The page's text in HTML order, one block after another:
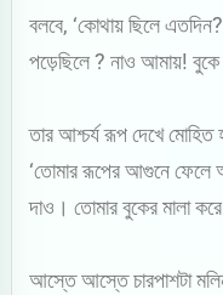
বলবে, ‘কোথায় ছিলে
পড়েছিলে ? নাও আমায়! বুকে
তার আশ্চর্য রূপ দেখে মোহিত
‘তোমার রূপের আগুনে ফেলে
দাও। তোমার বুকের মালা
আস্তে আস্তে চারপাশটা